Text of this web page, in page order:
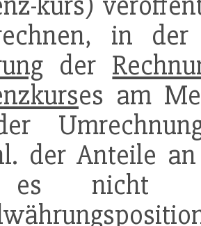
in
der
es am
der Anteile
nicht